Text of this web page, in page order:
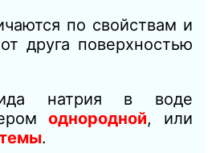
по свойствам и
друга поверхностью
натрия в воде
однородной, или
.